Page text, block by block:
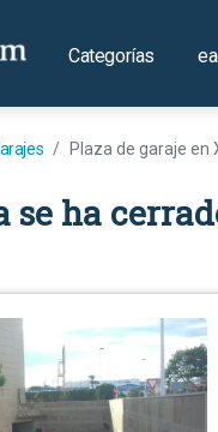
Categorías
Plaza de garaje en
se ha